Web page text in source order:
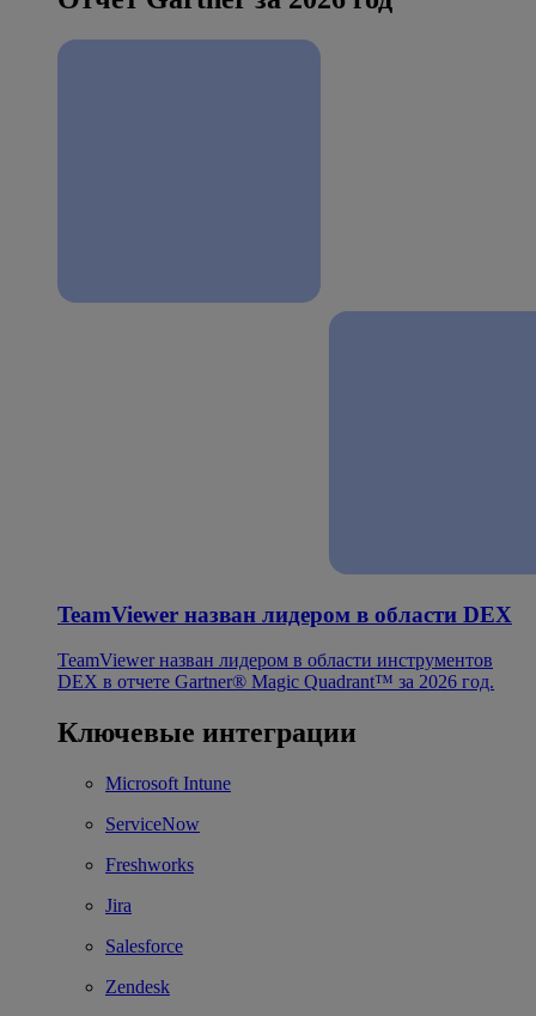
TeamViewer назван лидером в области DEX
TeamViewer назван лидером в области инструментов
DEX в отчете Gartner® Magic Quadrant™ за 2026 год.
Ключевые интеграции
Microsoft Intune
ServiceNow
Freshworks
Jira
Salesforce
Zendesk